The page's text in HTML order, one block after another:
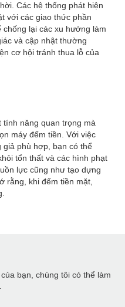
Các hệ thống phát hiện
với các giao thức phần
lại các xu hướng làm
và cập nhật thường
cơ hội tránh thua lỗ của
tính năng quan trọng mà
máy đếm tiền. Với việc
giả phù hợp, bạn có thể
tổn thất và các hình phạt
lực cũng như tạo dựng
rằng, khi đếm tiền mặt,
bạn, chúng tôi có thể làm